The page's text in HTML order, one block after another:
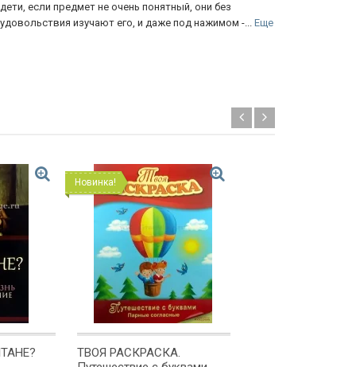
если предмет не очень понятный, они без
изучают его, и даже под нажимом -... Еще
Новинка!
ТВОЯ РАСКРАСКА.